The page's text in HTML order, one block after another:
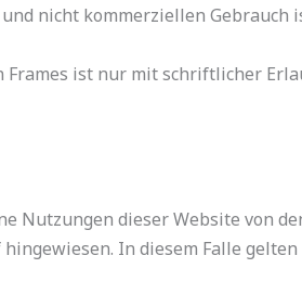
nicht kommerziellen Gebrauch
ist nur mit schriftlicher
Nutzungen dieser Website von
In diesem Falle